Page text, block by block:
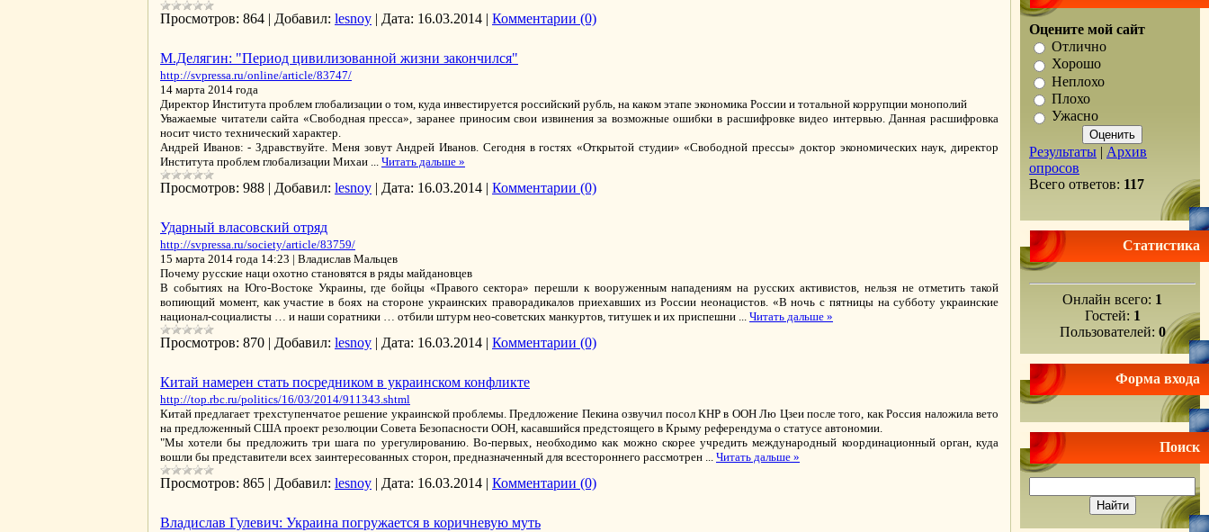
Просмотров: 864 | Добавил: lesnoy | Дата: 16.03.2014 | Комментарии (0)
M.Делягин: "Период цивилизованной жизни закончился"
http://svpressa.ru/online/article/83747/
14 марта 2014 года
Директор Института проблем глобализации о том, куда инвестируется российский рубль, на каком этапе экономика России и тотальной коррупции монополий
Уважаемые читатели сайта «Свободная пресса», заранее приносим свои извинения за возможные ошибки в расшифровке видео интервью. Данная расшифровка
носит чисто технический характер.
Андрей Иванов: - Здравствуйте. Меня зовут Андрей Иванов. Сегодня в гостях «Открытой студии» «Свободной прессы» доктор экономических наук, директор
Института проблем глобализации Михаи ... Читать дальше »
Просмотров: 988 | Добавил: lesnoy | Дата: 16.03.2014 | Комментарии (0)
Ударный власовский отряд
http://svpressa.ru/society/article/83759/
15 марта 2014 года 14:23 | Владислав Мальцев
Почему русские наци охотно становятся в ряды майдановцев
В событиях на Юго-Востоке Украины, где бойцы «Правого сектора» перешли к вооруженным нападениям на русских активистов, нельзя не отметить такой
вопиющий момент, как участие в боях на стороне украинских праворадикалов приехавших из России неонацистов. «В ночь с пятницы на субботу украинские
национал-социалисты … и наши соратники … отбили штурм нео-советских манкуртов, титушек и их приспешни ... Читать дальше »
Просмотров: 870 | Добавил: lesnoy | Дата: 16.03.2014 | Комментарии (0)
Китай намерен стать посредником в украинском конфликте
http://top.rbc.ru/politics/16/03/2014/911343.shtml
Китай предлагает трехступенчатое решение украинской проблемы. Предложение Пекина озвучил посол КНР в ООН Лю Цзеи после того, как Россия наложила вето
на предложенный США проект резолюции Совета Безопасности ООН, касавшийся предстоящего в Крыму референдума о статусе автономии.
"Мы хотели бы предложить три шага по урегулированию. Во-первых, необходимо как можно скорее учредить международный координационный орган, куда
вошли бы представители всех заинтересованных сторон, предназначенный для всестороннего рассмотрен ... Читать дальше »
Просмотров: 865 | Добавил: lesnoy | Дата: 16.03.2014 | Комментарии (0)
Владислав Гулевич: Украина погружается в коричневую муть
Оцените мой сайт
Отлично
Хорошо
Неплохо
Плохо
Ужасно
Результаты | Архив
опросов
Всего ответов: 117
Статистика
Онлайн всего: 1
Гостей: 1
Пользователей: 0
Форма входа
Поиск